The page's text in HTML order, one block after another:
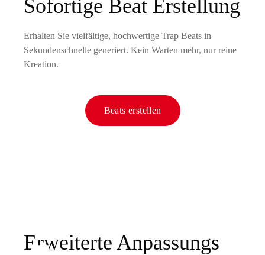
Sofortige Beat Erstellung
Erhalten Sie vielfältige, hochwertige Trap Beats in
Sekundenschnelle generiert. Kein Warten mehr, nur reine
Kreation.
Beats erstellen
Erweiterte Anpassungs